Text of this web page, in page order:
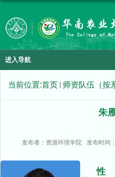
进入导航
当前位置:首页 师资队伍（按
朱
发布者：资源环境学院 发布时间
性